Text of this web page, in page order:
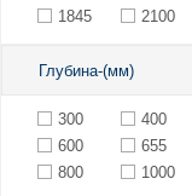
1845
2100
Глубина-(мм)
300 400
600
655
800
1000